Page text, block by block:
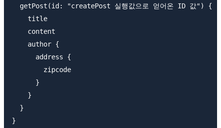
  getPost(id: "createPost 실행값으로 얻어온 ID 값") {
    title
    content
    author {
      address {
        zipcode
      }
    }
  }